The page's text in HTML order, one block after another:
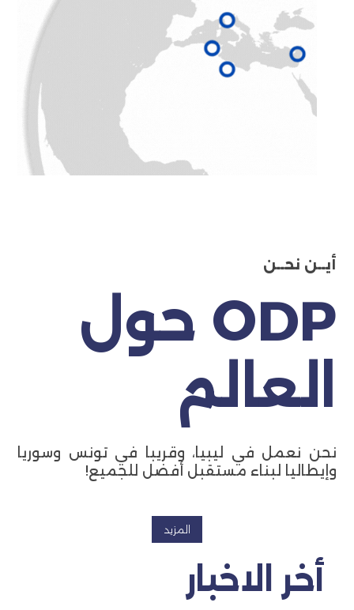
أيــن نحــن
ODP حول
العالم
نحن نعمل في ليبيا، وقريبا في تونس وسوريا
وإيطاليا لبناء مستقبل أفضل للجميع!
المزيد
أخر الاخبار